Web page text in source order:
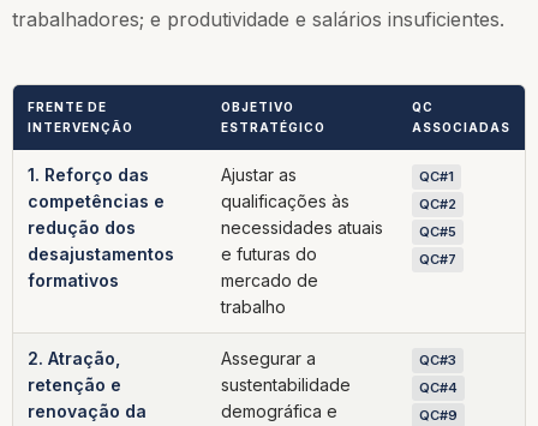
trabalhadores; e produtividade e salários insuficientes.
FRENTE DE
INTERVENÇÃO
OBJETIVO
ESTRATÉGICO
QC
ASSOCIADAS
1. Reforço das
competências e
redução dos
desajustamentos
formativos
Ajustar as
qualificações às
necessidades atuais
e futuras do
mercado de
trabalho
QC#1
QC#2
QC#5
QC#7
2. Atração,
retenção e
renovação da
Assegurar a
sustentabilidade
demográfica e
QC#3
QC#4
QC#9